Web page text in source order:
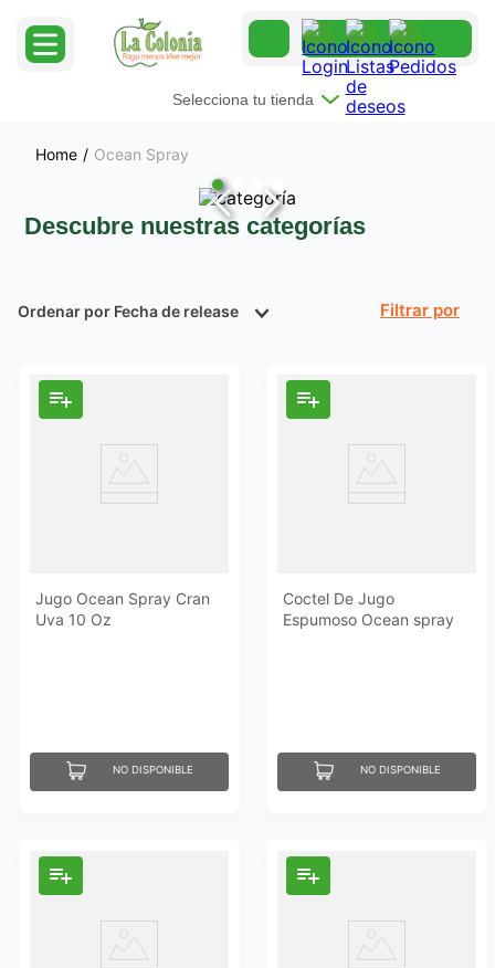
Selecciona tu tienda
Ocean Spray
Descubre nuestras categorías
Ordenar por Fecha de release
Jugo Ocean Spray Cran
Uva 10 Oz
NO DISPONIBLE
Coctel De Jugo
Espumoso Ocean spray
NO DISPONIBLE